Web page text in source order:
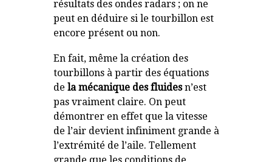
résultats des ondes radars ; on ne
peut en déduire si le tourbillon est
encore présent ou non.
En fait, même la création des
tourbillons à partir des équations
de la mécanique des fluidesn’est
pas vraiment claire. On peut
démontrer en effet que la vitesse
de l’air devient infiniment grande à
l’extrémité de l’aile. Tellement